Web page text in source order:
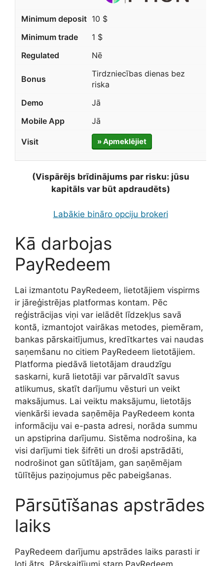
10 $
1 $
Nē
Tirdzniecības dienas bez
riska
Jā
Jā
» Apmeklējiet
(Vispārējs brīdinājums par risku: jūsu
kapitāls var būt apdraudēts)
Labākie bināro opciju brokeri
Kā darbojas
PayRedeem
Lai izmantotu PayRedeem, lietotājiem vispirms
ir jāreģistrējas platformas kontam. Pēc
reģistrācijas viņi var ielādēt līdzekļus savā
kontā, izmantojot vairākas metodes, piemēram,
bankas pārskaitījumus, kredītkartes vai naudas
saņemšanu no citiem PayRedeem lietotājiem.
Platforma piedāvā lietotājam draudzīgu
saskarni, kurā lietotāji var pārvaldīt savus
atlikumus, skatīt darījumu vēsturi un veikt
maksājumus. Lai veiktu maksājumu, lietotājs
vienkārši ievada saņēmēja PayRedeem konta
informāciju vai e-pasta adresi, norāda summu
un apstiprina darījumu. Sistēma nodrošina, ka
visi darījumi tiek šifrēti un droši apstrādāti,
nodrošinot gan sūtītājam, gan saņēmējam
tūlītējus paziņojumus pēc pabeigšanas.
Pārsūtīšanas apstrādes
laiks
PayRedeem darījumu apstrādes laiks parasti ir
ļoti ātrs. Pārskaitījumi starp PayRedeem